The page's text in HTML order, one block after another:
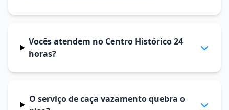
Vocês atendem no Centro Histórico 24
horas?
O serviço de caça vazamento quebra o